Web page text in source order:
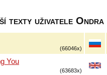
texty uživatele Ondra
(66046x)
You
(63683x)